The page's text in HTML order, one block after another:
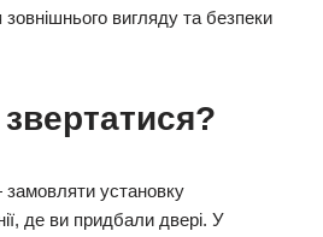
зовнішнього вигляду та безпеки
установку
де ви придбали двері. У